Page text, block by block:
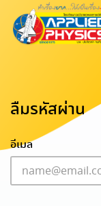
ลืมรหัสผ่าน
อีเมล